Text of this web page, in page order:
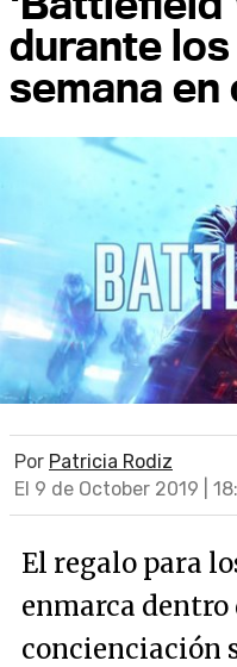
durante
semana
Por Patricia Rodiz
El 9 de October 2019 |
El regalo para
enmarca dentro
concienciación